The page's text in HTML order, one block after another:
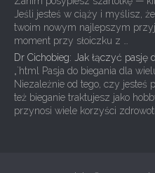
Jeśli jesteś w ciąży i myślisz,
twoim nowym najlepszym
moment przy słoiczku z …
Dr Cichobieg: Jak łączyć pasję
„`html Pasja do biegania dla
Niezależnie od tego, czy jesteś
też bieganie traktujesz jako
przynosi wiele korzyści